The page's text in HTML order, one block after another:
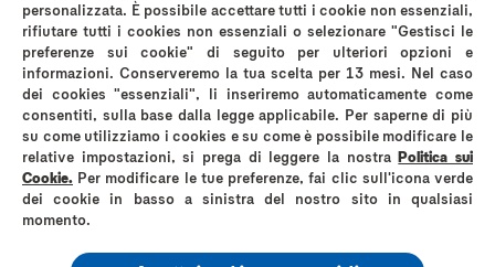
*comparati con i normali preservativi in lattice Durex
Reckitt Benckiser Healthcare (Italia) S.p.A
Via G. Spadolini, n. 7 – 20141 Milano
Partita IVA 01768930131
Codice Fiscale e Numero di iscrizione al registro delle imprese di Milano
Monza Brianza Lodi 06325010152
Capitale sociale Euro 3.620.000 i.v. Socio unico Reckitt Benckiser Holdings
personalizzata. È possibile accettare tutti i cookie non essenziali,
rifiutare tutti i cookies non essenziali o selezionare "Gestisci le
preferenze sui cookie" di seguito per ulteriori opzioni e
informazioni. Conserveremo la tua scelta per 13 mesi. Nel caso
dei cookies "essenziali", li inseriremo automaticamente come
consentiti, sulla base dalla legge applicabile. Per saperne di più
su come utilizziamo i cookies e su come è possibile modificare le
relative impostazioni, si prega di leggere la nostraPolitica sui
Cookie. Per modificare le tue preferenze, fai clic sull'icona verde
dei cookie in basso a sinistra del nostro sito in qualsiasi
momento.